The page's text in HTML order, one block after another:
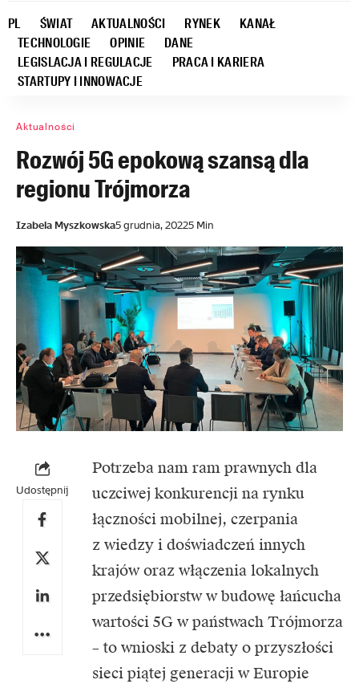
PL ŚWIAT AKTUALNOŚCI RYNEK
KANAŁ
TECHNOLOGIE
OPINIE
DANE
LEGISLACJA I REGULACJE
PRACA I KARIERA
STARTUPY I INNOWACJE
Aktualności
Rozwój 5G epokową szansą dla
regionu Trójmorza
Izabela Myszkowska5 grudnia, 20225 Min
Udostępnij
Potrzeba nam ram prawnych dla
uczciwej konkurencji na rynku
łączności mobilnej, czerpania
z wiedzy i doświadczeń innych
krajów oraz włączenia lokalnych
przedsiębiorstw w budowę łańcucha
wartości 5G w państwach Trójmorza
– to wnioski z debaty o przyszłości
sieci piątej generacji w Europie